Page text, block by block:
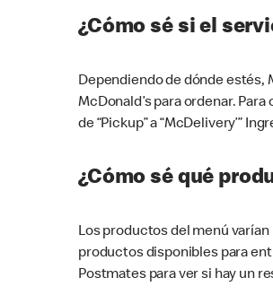
¿Cómo sé si el
Dependiendo de dónde estés,
McDonald’s para ordenar.
de “Pickup” a “McDelivery’”
¿Cómo sé qué
Los productos del menú
productos disponibles para
Postmates para ver si hay un